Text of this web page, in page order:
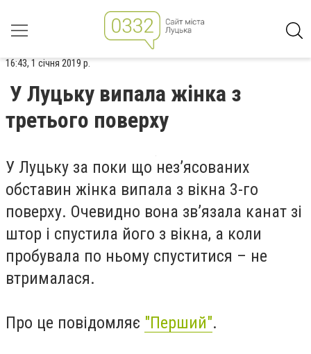
16:43, 1 січня 2019 р.
У Луцьку випала жінка з
третього поверху
У Луцьку за поки що нез’ясованих
обставин жінка випала з вікна 3-го
поверху. Очевидно вона зв’язала канат зі
штор і спустила його з вікна, а коли
пробувала по ньому спуститися – не
втрималася.
Про це повідомляє "Перший".